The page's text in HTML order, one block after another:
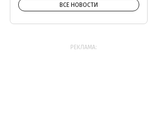
ВСЕ НОВОСТИ
РЕКЛАМА: